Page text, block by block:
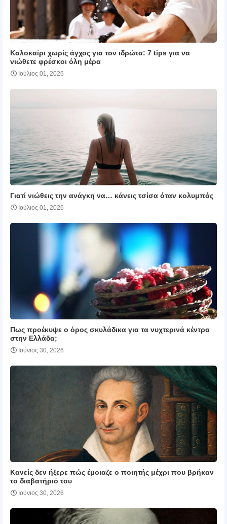
Καλοκαίρι χωρίς άγχος για τον ιδρώτα: 7 tips για να
νιώθετε φρέσκοι όλη μέρα
Ιούλιος 01, 2026
Γιατί νιώθεις την ανάγκη να… κάνεις τσίσα όταν κολυμπάς
Ιούλιος 01, 2026
Πως προέκυψε ο όρος σκυλάδικα για τα νυχτερινά κέντρα
στην Ελλάδα;
Ιούνιος 30, 2026
Κανείς δεν ήξερε πώς έμοιαζε ο ποιητής μέχρι που βρήκαν
το διαβατήριό του
Ιούνιος 30, 2026